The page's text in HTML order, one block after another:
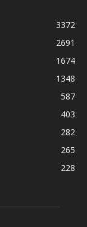
3372
2691
1674
1348
587
403
282
265
228